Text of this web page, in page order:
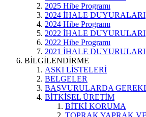
2025 Hibe Programı
2024 İHALE DUYURALARI
2024 Hibe Programı
2022 İHALE DUYURULARI
2022 Hibe Programı
2021 İHALE DUYURULARI
BİLGİLENDİRME
ASKI LİSTELERİ
BELGELER
BAŞVURULARDA
BİTKİSEL ÜRETİM
BİTKİ KORUMA
TOPRAK YAPRAK